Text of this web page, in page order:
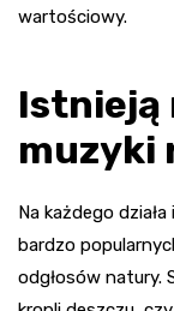
wartościowy.
Istnieją
muzyki
Na każdego
bardzo
odgłosów natury.